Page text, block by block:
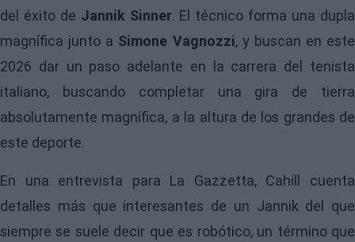
del éxito de Jannik Sinner. El técnico forma una dupla
magnífica junto a Simone Vagnozzi, y buscan en este
2026 dar un paso adelante en la carrera del tenista
italiano, buscando completar una gira de tierra
absolutamente magnífica, a la altura de los grandes de
este deporte.
En una entrevista para La Gazzetta, Cahill cuenta
detalles más que interesantes de un Jannik del que
siempre se suele decir que es robótico, un término que